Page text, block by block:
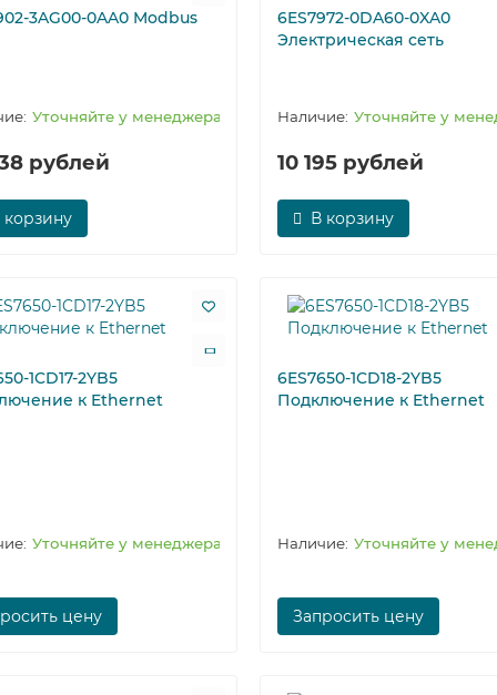
3AG00-0AA0 Modbus
Уточняйте у менеджера
рублей
корзину
6ES7972-0DA60-0XA0
Электрическая сеть
Уточняйте у
10 195 рублей
В корзину
1CD17-2YB5
к Ethernet
Уточняйте у менеджера
цену
6ES7650-1CD18-2YB5
Подключение к Ethernet
Уточняйте у
Запросить цену